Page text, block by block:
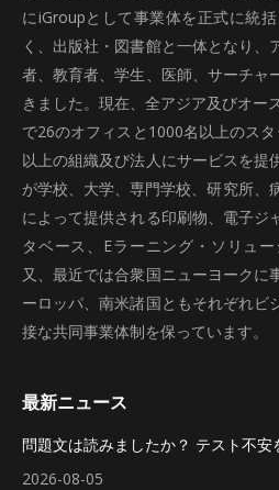
にiGroupとして事業体を正式に統
く、出版社・図書館と一体となり、
者、教育者、学生、医師、サーチャ
きました。現在、全アジア及びオー
で26のオフィスと1000名以上のス
以上の組織及び法人にサービスを提
が学校、大学、専門学校、研究所、
によって提供される印刷物、電子ジ
タベース、Eラーニング・ソリュー
又、最近では合衆国ニューヨークに
ーロッパ、南米諸国ともそれぞれビ
接な共同事業体制を保っています。
最新ニュース
問題文は読みましたか？ テスト不
2026-08-05